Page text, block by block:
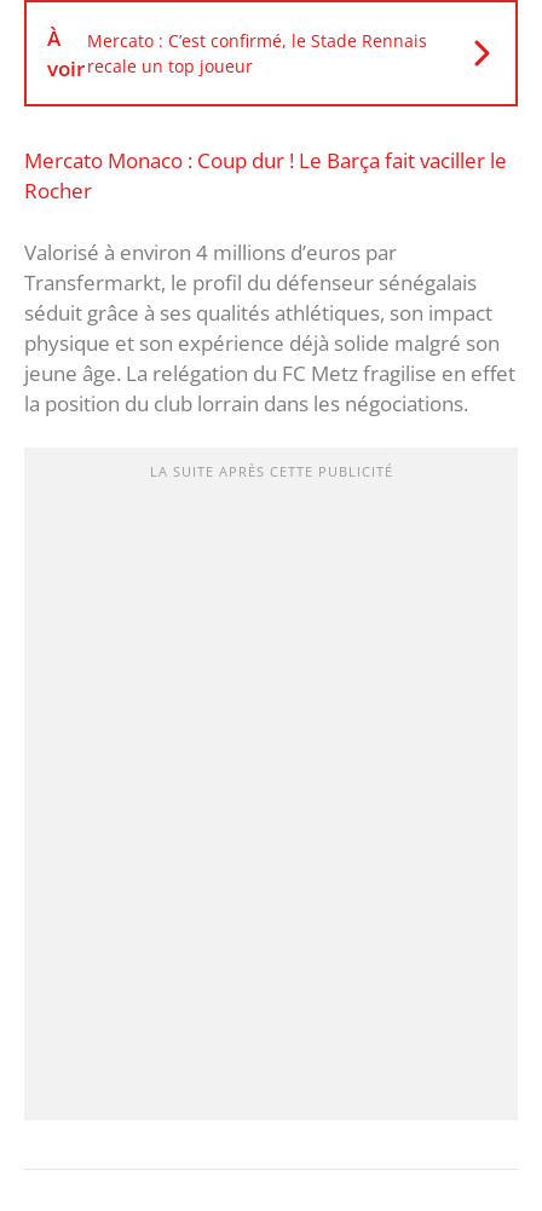
À
voir
Mercato : C’est confirmé, le Stade Rennais
recale un top joueur
Mercato Monaco : Coup dur ! Le Barça fait vaciller le
Rocher
Valorisé à environ 4 millions d’euros par
Transfermarkt, le profil du défenseur sénégalais
séduit grâce à ses qualités athlétiques, son impact
physique et son expérience déjà solide malgré son
jeune âge. La relégation du FC Metz fragilise en effet
la position du club lorrain dans les négociations.
LA SUITE APRÈS CETTE PUBLICITÉ